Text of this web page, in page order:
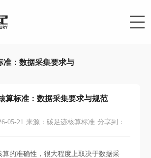
准：数据采集要求与
算标准：数据采集要求与规范
05-21 来源：碳足迹核算标准 分享到：
算的准确性，很大程度上取决于数据采